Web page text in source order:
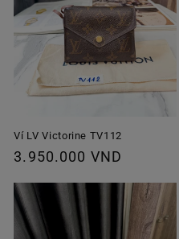
Ví LV Victorine TV112
Giá
thường
3.950.000 VND